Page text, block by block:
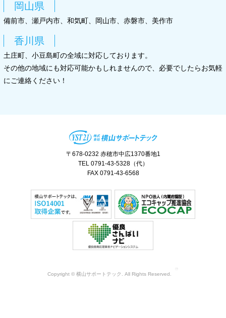
岡山県
備前市、瀬戸内市、和気町、岡山市、赤磐市、美作市
香川県
土庄町、小豆島町の全域に対応しております。
その他の地域にも対応可能かもしれませんので、必要でしたらお気軽
にご連絡ください！
〒678-0232 赤穂市中広1370番地1
TEL 0791-43-5328（代）
FAX 0791-43-6568
Copyright © 横山サポートテック. All Rights Reserved.